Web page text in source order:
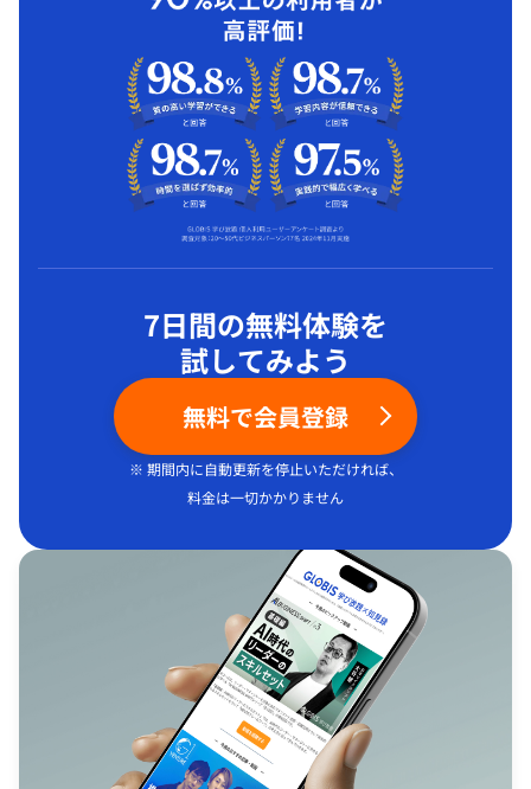
7日間の無料体験を
試してみよう
無料で会員登録
※ 期間内に自動更新を停止いただければ、
料金は一切かかりません